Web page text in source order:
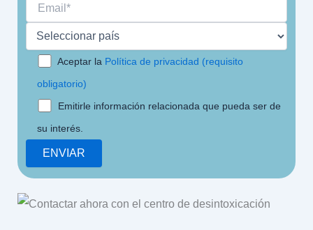
Aceptar la Política de privacidad (requisito
obligatorio)
Emitirle información relacionada que pueda ser de
su interés.